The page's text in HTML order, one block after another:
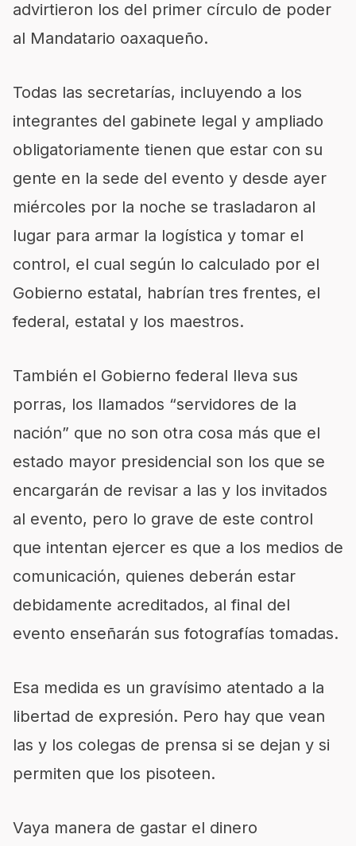
advirtieron los del primer círculo de poder
al Mandatario oaxaqueño.
Todas las secretarías, incluyendo a los
integrantes del gabinete legal y ampliado
obligatoriamente tienen que estar con su
gente en la sede del evento y desde ayer
miércoles por la noche se trasladaron al
lugar para armar la logística y tomar el
control, el cual según lo calculado por el
Gobierno estatal, habrían tres frentes, el
federal, estatal y los maestros.
También el Gobierno federal lleva sus
porras, los llamados “servidores de la
nación” que no son otra cosa más que el
estado mayor presidencial son los que se
encargarán de revisar a las y los invitados
al evento, pero lo grave de este control
que intentan ejercer es que a los medios de
comunicación, quienes deberán estar
debidamente acreditados, al final del
evento enseñarán sus fotografías tomadas.
Esa medida es un gravísimo atentado a la
libertad de expresión. Pero hay que vean
las y los colegas de prensa si se dejan y si
permiten que los pisoteen.
Vaya manera de gastar el dinero